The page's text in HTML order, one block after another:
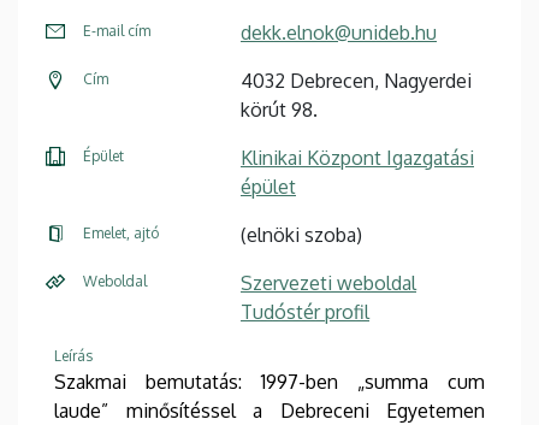
E-mail cím dekk.elnok@unideb.hu
Cím
4032 Debrecen, Nagyerdei
körút 98.
Épület
Klinikai Központ Igazgatási
épület
Emelet, ajtó (elnöki szoba)
Weboldal
Szervezeti weboldal
Tudóstér profil
Leírás
Szakmai bemutatás: 1997-ben „summa cum
laude” minősítéssel a Debreceni Egyetemen